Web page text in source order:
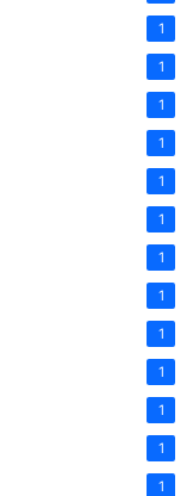
1
1
1
1
1
1
1
1
1
1
1
1
1